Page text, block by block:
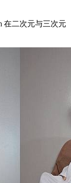
在二次元与三次元